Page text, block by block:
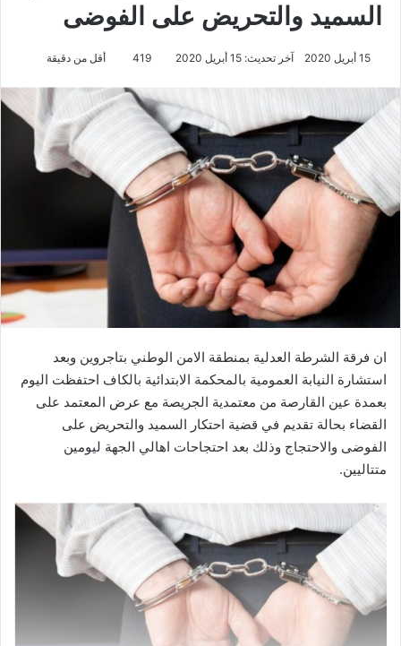
السميد والتحريض على الفوضى
15 أبريل 2020 آخر تحديث: 15 أبريل 2020 419 أقل من دقيقة
ان فرقة الشرطة العدلية بمنطقة الامن الوطني بتاجروين وبعد
استشارة النيابة العمومية بالمحكمة الابتدائية بالكاف احتفظت اليوم
بعمدة عين القارصة من معتمدية الجريصة مع عرض المعتمد على
القضاء بحالة تقديم في قضية احتكار السميد والتحريض على
الفوضى والاحتجاج وذلك بعد احتجاحات اهالي الجهة ليومين
متتاليين.